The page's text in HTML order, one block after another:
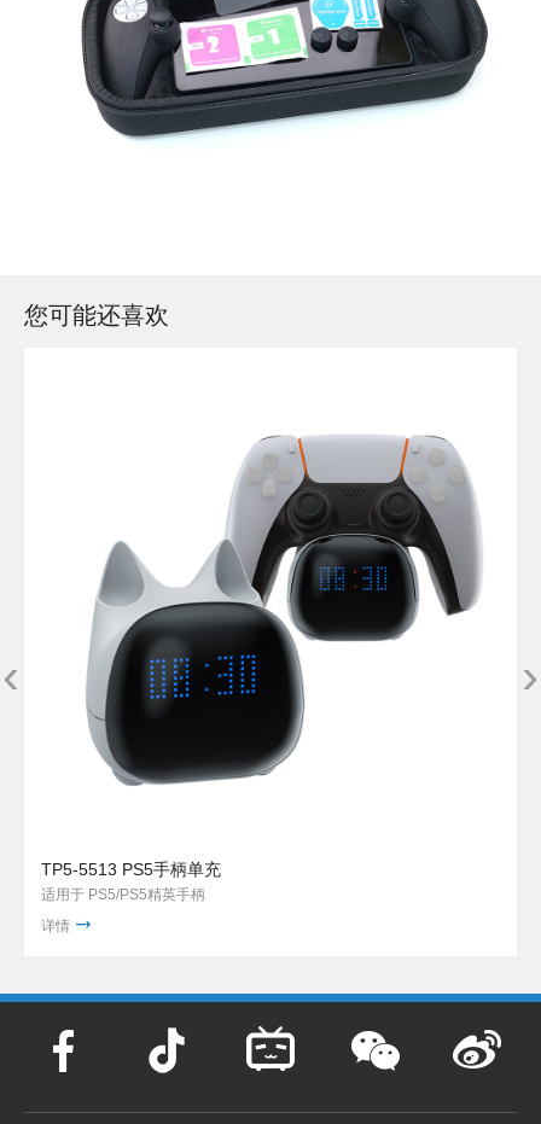
您可能还喜欢
TP5-5513 PS5手柄单充
适用于 PS5/PS5精英手柄
详情
‹ ›